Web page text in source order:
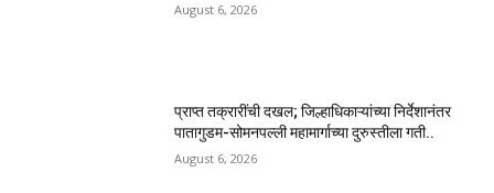
August 6, 2026
प्राप्त तक्रारींची दखल; जिल्हाधिकाऱ्यांच्या निर्देशानंतर
पातागुडम-सोमनपल्ली महामार्गाच्या दुरुस्तीला गती..
August 6, 2026